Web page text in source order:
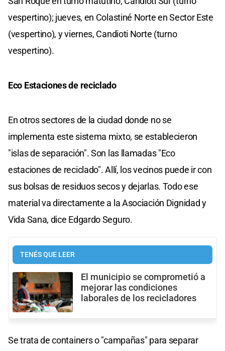
vespertino); jueves, en Colastiné Norte en Sector Este
(vespertino), y viernes, Candioti Norte (turno
vespertino).
Eco Estaciones de reciclado
En otros sectores de la ciudad donde no se
implementa este sistema mixto, se establecieron
"islas de separación". Son las llamadas "Eco
estaciones de reciclado". Allí, los vecinos puede ir con
sus bolsas de residuos secos y dejarlas. Todo ese
material va directamente a la Asociación Dignidad y
Vida Sana, dice Edgardo Seguro.
TENÉS QUE LEER
El municipio se comprometió a
mejorar las condiciones
laborales de los recicladores
Se trata de containers o "campañas" para separar